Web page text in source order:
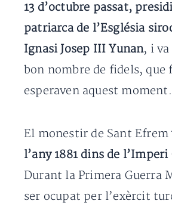
13 d’octubre passat,
patriarca de l’Església
Ignasi Josep III Yunan, i
bon nombre de fidels, que
esperaven aquest moment.
El monestir de Sant Efrem
l’any 1881 dins de
Durant la Primera Guerra
ser ocupat per l’exèrcit